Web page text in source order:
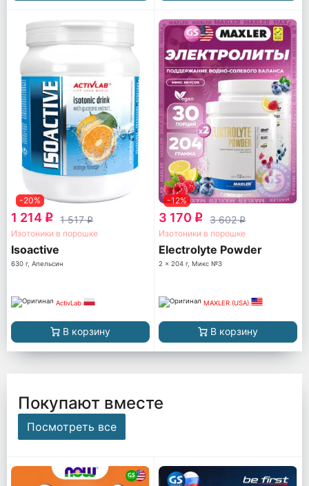
-20%
1 214 q 1 517q
Изотоники в порошке
Isoactive
630 г, Апельсин
ActivLab
В корзину
-12%
3 170 q 3 602q
Изотоники в порошке
Electrolyte Powder
2 x 204 г, Микс №3
MAXLER (USA)
В корзину
Покупают вместе
Посмотреть все